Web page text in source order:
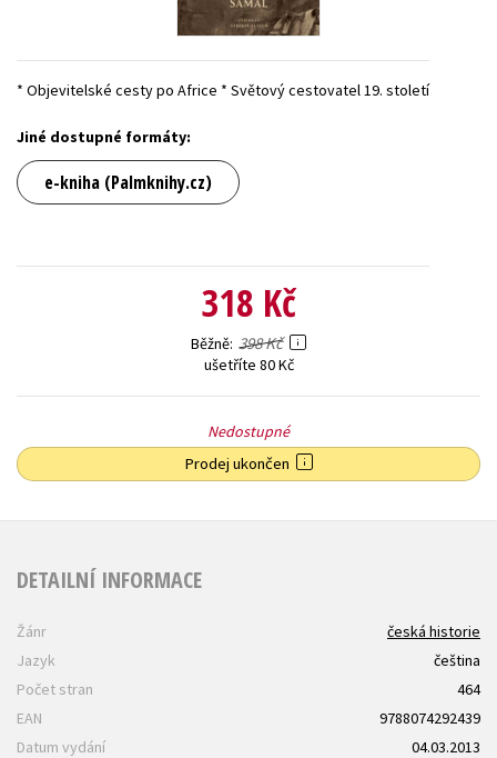
Zahraniční literatura
Všechny tituly
* Objevitelské cesty po Africe * Světový cestovatel 19. století
Jiné dostupné formáty:
e-kniha (Palmknihy.cz)
318 Kč
Běžně 398 Kč
ušetříte 80 Kč
Nedostupné
Prodej ukončen
DETAILNÍ INFORMACE
Žánr
česká historie
Jazyk
čeština
Počet stran
464
EAN
9788074292439
Datum vydání
04.03.2013